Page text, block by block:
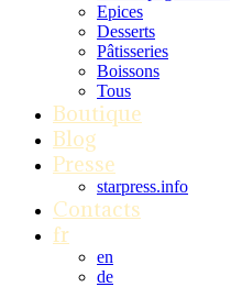
Epices
Desserts
Pâtisseries
Boissons
Tous
Boutique
Blog
Presse
starpress.info
Contacts
fr
en
de